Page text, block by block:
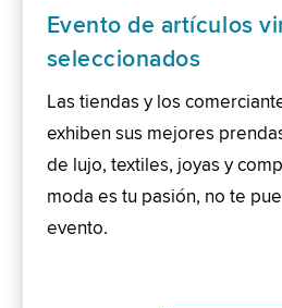
Evento de artículos
seleccionados
Las tiendas y los
exhiben sus mejores
de lujo, textiles, joyas y
moda es tu pasión, no te
evento.